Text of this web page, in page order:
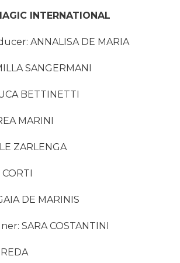
INTERNATIONAL
ANNALISA DE MARIA
SANGERMANI
BETTINETTI
MARINI
ZARLENGA
CORTI
DE MARINIS
SARA COSTANTINI